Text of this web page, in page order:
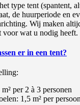
type tent (spantent,
de huurperiode en
Wij maken
voor wat u nodig heeft.
er in een tent?
per 2 à 3 personen
1,5 m² per persoon